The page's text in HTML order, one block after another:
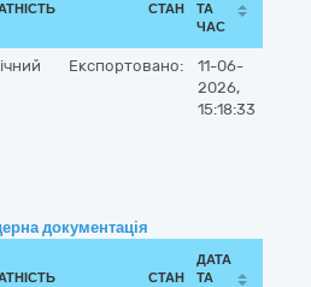
СТАН
ТА
ЧАС
Експортовано:
11-06-
2026,
15:18:33
документація
СТАН
ДАТА
ТА